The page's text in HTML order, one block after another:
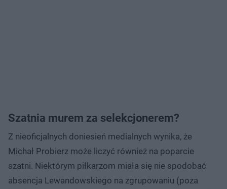
Szatnia murem za selekcjonerem?
Z nieoficjalnych doniesień medialnych wynika, że
Michał Probierz może liczyć również na poparcie
szatni. Niektórym piłkarzom miała się nie spodobać
absencja Lewandowskiego na zgrupowaniu (poza